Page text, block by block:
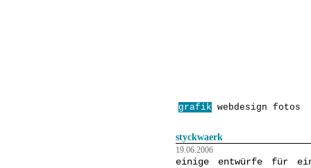
grafik webdesign fotos
styckwaerk
19.06.2006
einige entwürfe für